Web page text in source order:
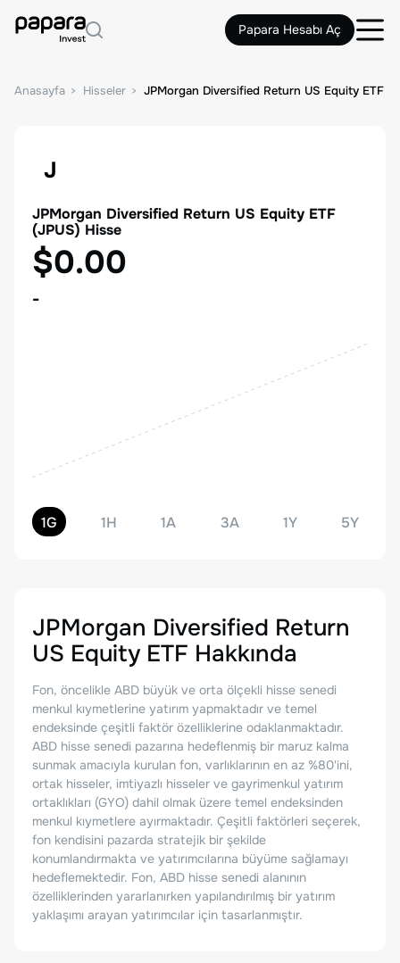
Papara Hesabı Aç
Anasayfa Hisseler JPMorgan Diversified Return US Equity ETF
J
JPMorgan Diversified Return US Equity ETF
(JPUS) Hisse
$0.00
-
1G 1H 1A 3A 1Y 5Y
JPMorgan Diversified Return
US Equity ETF Hakkında
Fon, öncelikle ABD büyük ve orta ölçekli hisse senedi
menkul kıymetlerine yatırım yapmaktadır ve temel
endeksinde çeşitli faktör özelliklerine odaklanmaktadır.
ABD hisse senedi pazarına hedeflenmiş bir maruz kalma
sunmak amacıyla kurulan fon, varlıklarının en az %80'ini,
ortak hisseler, imtiyazlı hisseler ve gayrimenkul yatırım
ortaklıkları (GYO) dahil olmak üzere temel endeksinden
menkul kıymetlere ayırmaktadır. Çeşitli faktörleri seçerek,
fon kendisini pazarda stratejik bir şekilde
konumlandırmakta ve yatırımcılarına büyüme sağlamayı
hedeflemektedir. Fon, ABD hisse senedi alanının
özelliklerinden yararlanırken yapılandırılmış bir yatırım
yaklaşımı arayan yatırımcılar için tasarlanmıştır.